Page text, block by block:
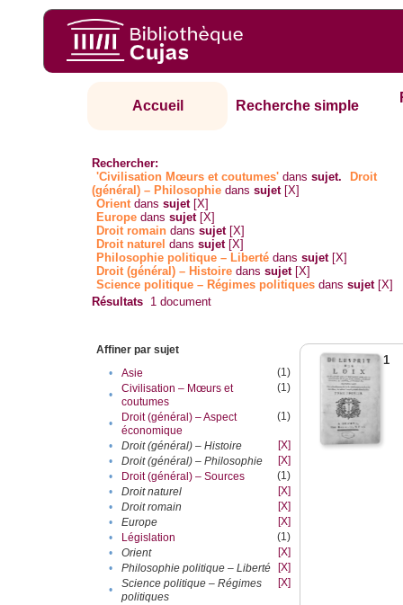
Accueil Recherche simple
Rechercher:
'Civilisation Mœurs et coutumes' danssujet.
Droit
(général) – Philosophie danssujet [X]
Orientdanssujet [X]
Europe danssujet [X]
Droit romain danssujet [X]
Droit naturel danssujet [X]
Philosophie politique – Liberté danssujet [X]
Droit (général) – Histoire danssujet [X]
Science politique – Régimes politiques danssujet [X]
Résultats 1 document
Affiner par sujet
•
Asie
(1)
•
Civilisation – Mœurs et
coutumes
(1)
•
Droit (général) – Aspect
économique
(1)
• Droit (général) – Histoire
[X]
•
Droit (général) – Philosophie
[X]
•
Droit (général) – Sources
(1)
•
Droit naturel
[X]
•
Droit romain
[X]
•
Europe
[X]
•
Législation
(1)
•
Orient
[X]
•
Philosophie politique – Liberté
[X]
•
Science politique – Régimes
politiques
[X]
1